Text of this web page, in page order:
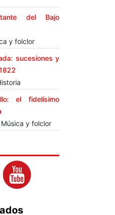
del Bajo
y folclor
sucesiones y
el fidelísimo
y folclor